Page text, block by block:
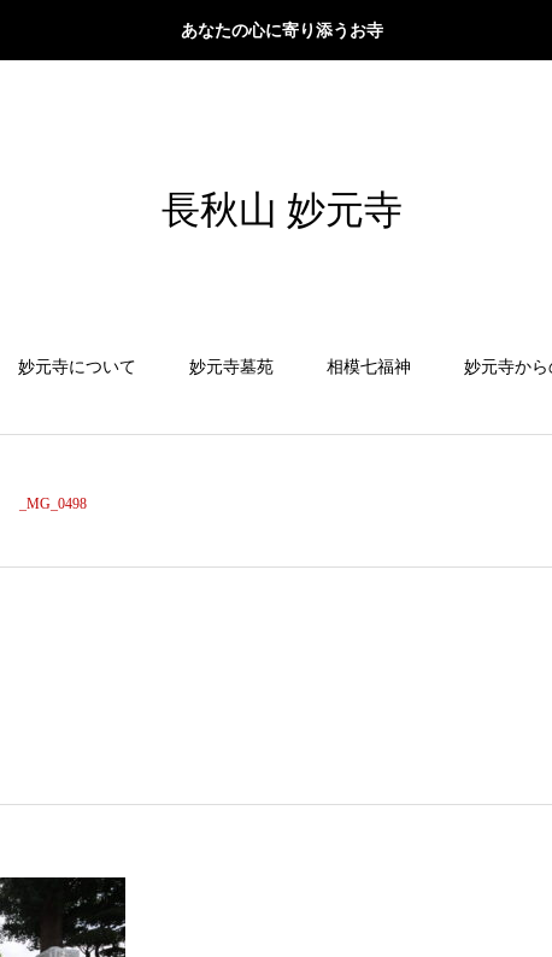
あなたの心に寄り添うお寺
長秋山 妙元寺
妙元寺について 妙元寺墓苑 相模七福神 妙元寺か
_MG_0498